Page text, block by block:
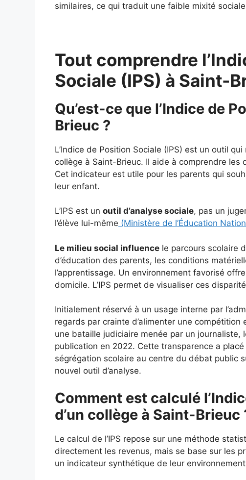
similaires, ce qui traduit une faible mixité
Tout comprendre
Sociale (IPS) à Saint-
Qu’est-ce que l’Indice de
Brieuc ?
L’Indice de Position Sociale (IPS) est un outil
collège à Saint-Brieuc. Il aide à comprendre
Cet indicateur est utile pour les parents qui
leur enfant.
L’IPS est un outil d’analyse sociale, pas un
l’élève lui-même (Ministère de l’Éducation
Le milieu social influence le parcours scolaire
d’éducation des parents, les conditions
l’apprentissage. Un environnement favorisé
domicile. L’IPS permet de visualiser ces
Initialement réservé à un usage interne par
regards par crainte d’alimenter une
une bataille judiciaire menée par un
publication en 2022. Cette transparence a
ségrégation scolaire au centre du débat public
nouvel outil d’analyse.
Comment est calculé
d’un collège à Saint-Brieuc
Le calcul de l’IPS repose sur une méthode
directement les revenus, mais se base sur les
un indicateur synthétique de leur